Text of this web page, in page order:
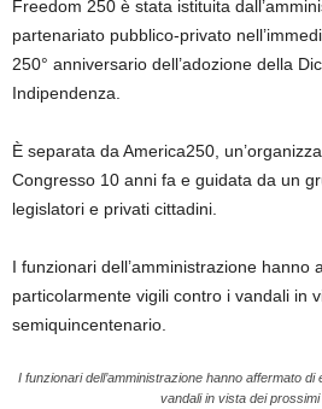
Freedom 250 è stata istituita
partenariato pubblico-privato
250° anniversario dell’adozione della
Indipendenza.
È separata da America250,
Congresso 10 anni fa e guidata da un
legislatori e privati ​​cittadini.
I funzionari dell’amministrazione hanno
particolarmente vigili contro i vandali in
semiquincentenario.
I funzionari dell’amministrazione hanno affermato
vandali in vista dei